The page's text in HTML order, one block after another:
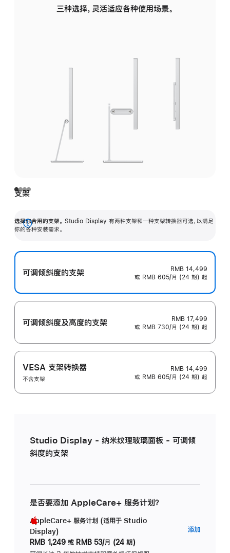
三种选择，灵活适应各种使用场景。
支架
选择你合用的支架。 Studio Display 有两种支架和一种支架转换器可选，以满足
你的各种安装需求。
展
可调倾斜度的支架
RMB 14,499
或 RMB 605/月 (24 期) 起
可调倾斜度及高‍度的支‍架
RMB 17,499
或 RMB 730/月 (24 期) 起
VESA 支架转换器
不含支架
RMB 14,499
或 RMB 605/月 (24 期) 起
Studio Display - 纳米纹理玻璃面板 - 可调倾
斜度的支架
是否要添加 AppleCare+ 服务计划？
AppleCare+ 服务计划 (适用于 Studio
Display)
RMB 1,249 或 RMB 53/月 (24 期)
添加